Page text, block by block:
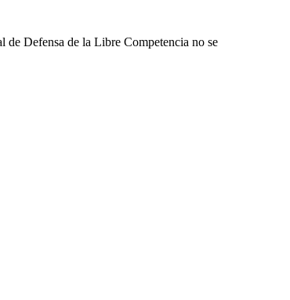
de Defensa de la Libre Competencia no se